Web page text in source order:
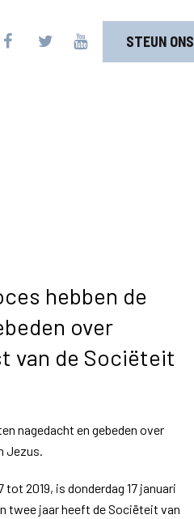
STEUN ONS
hebben de
over
van de Sociëteit
nagedacht en gebeden over
Jezus.
2019, is donderdag 17 januari
twee jaar heeft de Sociëteit van